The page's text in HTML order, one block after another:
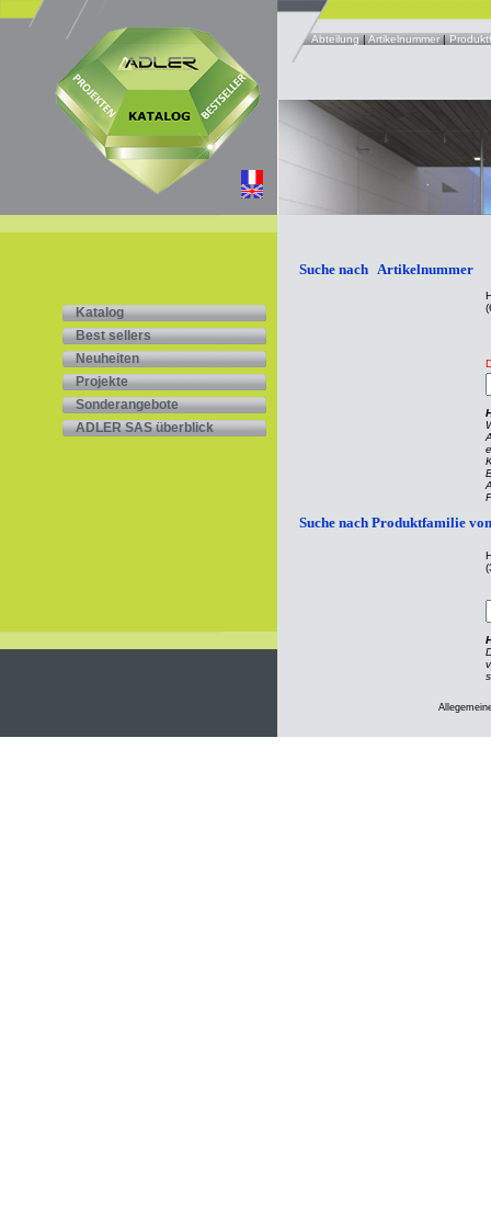
Abteilung|Artikelnummer|
Katalog
Best sellers
Neuheiten
Projekte
Sonderangebote
ADLER SAS überblick
Suche nach Artikelnummer
Suche nach Produktfamilie